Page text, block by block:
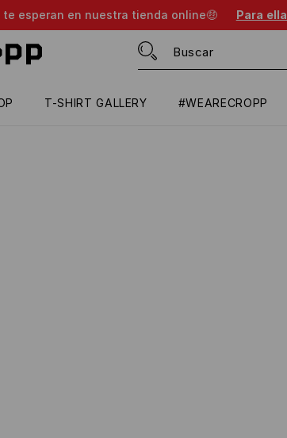
esperan en nuestra tienda online🤑 Para ella
T-SHIRT GALLERY #WEARECROPP